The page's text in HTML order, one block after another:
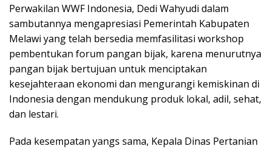
Perwakilan WWF Indonesia, Dedi Wahyudi dalam
sambutannya mengapresiasi Pemerintah Kabupaten
Melawi yang telah bersedia memfasilitasi workshop
pembentukan forum pangan bijak, karena menurutnya
pangan bijak bertujuan untuk menciptakan
kesejahteraan ekonomi dan mengurangi kemiskinan di
Indonesia dengan mendukung produk lokal, adil, sehat,
dan lestari.
Pada kesempatan yangs sama, Kepala Dinas Pertanian